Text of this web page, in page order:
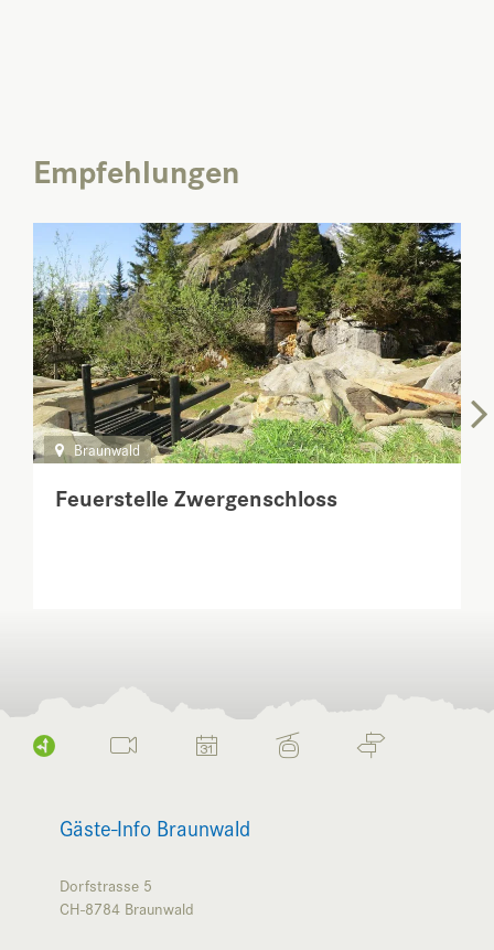
Empfehlungen
Feuerstelle Zwergenschloss
Braunwald
Gäste-Info Braunwald
Dorfstrasse 5
CH-8784 Braunwald